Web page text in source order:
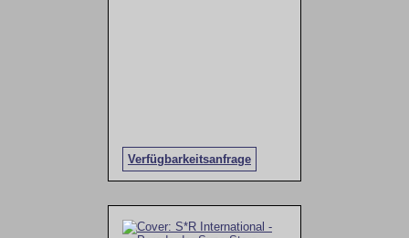
Verfügbarkeitsanfrage